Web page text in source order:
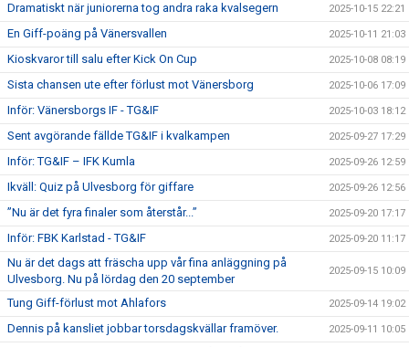
Dramatiskt när juniorerna tog andra raka kvalsegern 2025-10-15 22:21
En Giff-poäng på Vänersvallen 2025-10-11 21:03
Kioskvaror till salu efter Kick On Cup 2025-10-08 08:19
Sista chansen ute efter förlust mot Vänersborg 2025-10-06 17:09
Inför: Vänersborgs IF - TG&IF 2025-10-03 18:12
Sent avgörande fällde TG&IF i kvalkampen 2025-09-27 17:29
Inför: TG&IF – IFK Kumla 2025-09-26 12:59
Ikväll: Quiz på Ulvesborg för giffare 2025-09-26 12:56
”Nu är det fyra finaler som återstår...” 2025-09-20 17:17
Inför: FBK Karlstad - TG&IF 2025-09-20 11:17
Nu är det dags att fräscha upp vår fina anläggning på
Ulvesborg. Nu på lördag den 20 september
2025-09-15 10:09
Tung Giff-förlust mot Ahlafors 2025-09-14 19:02
Dennis på kansliet jobbar torsdagskvällar framöver. 2025-09-11 10:05